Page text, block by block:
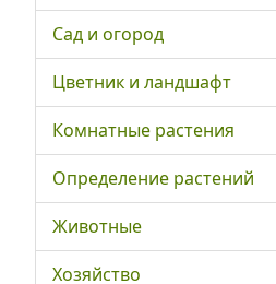
Сад и огород
Цветник и ландшафт
Комнатные растения
Определение растений
Животные
Хозяйство